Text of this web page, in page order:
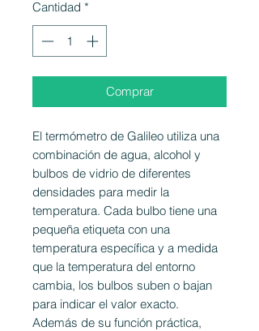
Cantidad *
Comprar
El termómetro de Galileo utiliza una
combinación de agua, alcohol y
bulbos de vidrio de diferentes
densidades para medir la
temperatura. Cada bulbo tiene una
pequeña etiqueta con una
temperatura específica y a medida
que la temperatura del entorno
cambia, los bulbos suben o bajan
para indicar el valor exacto.
Además de su función práctica,